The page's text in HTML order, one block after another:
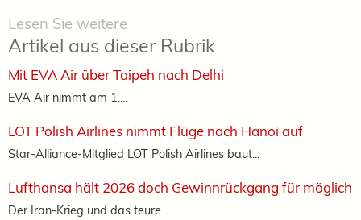
Lesen Sie weitere
Artikel aus dieser Rubrik
Mit EVA Air über Taipeh nach Delhi
EVA Air nimmt am 1....
LOT Polish Airlines nimmt Flüge nach Hanoi auf
Star-Alliance-Mitglied LOT Polish Airlines baut...
Lufthansa hält 2026 doch Gewinnrückgang für möglich
Der Iran-Krieg und das teure...